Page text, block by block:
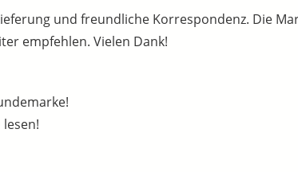
und freundliche Korrespondenz. Die
empfehlen. Vielen Dank!